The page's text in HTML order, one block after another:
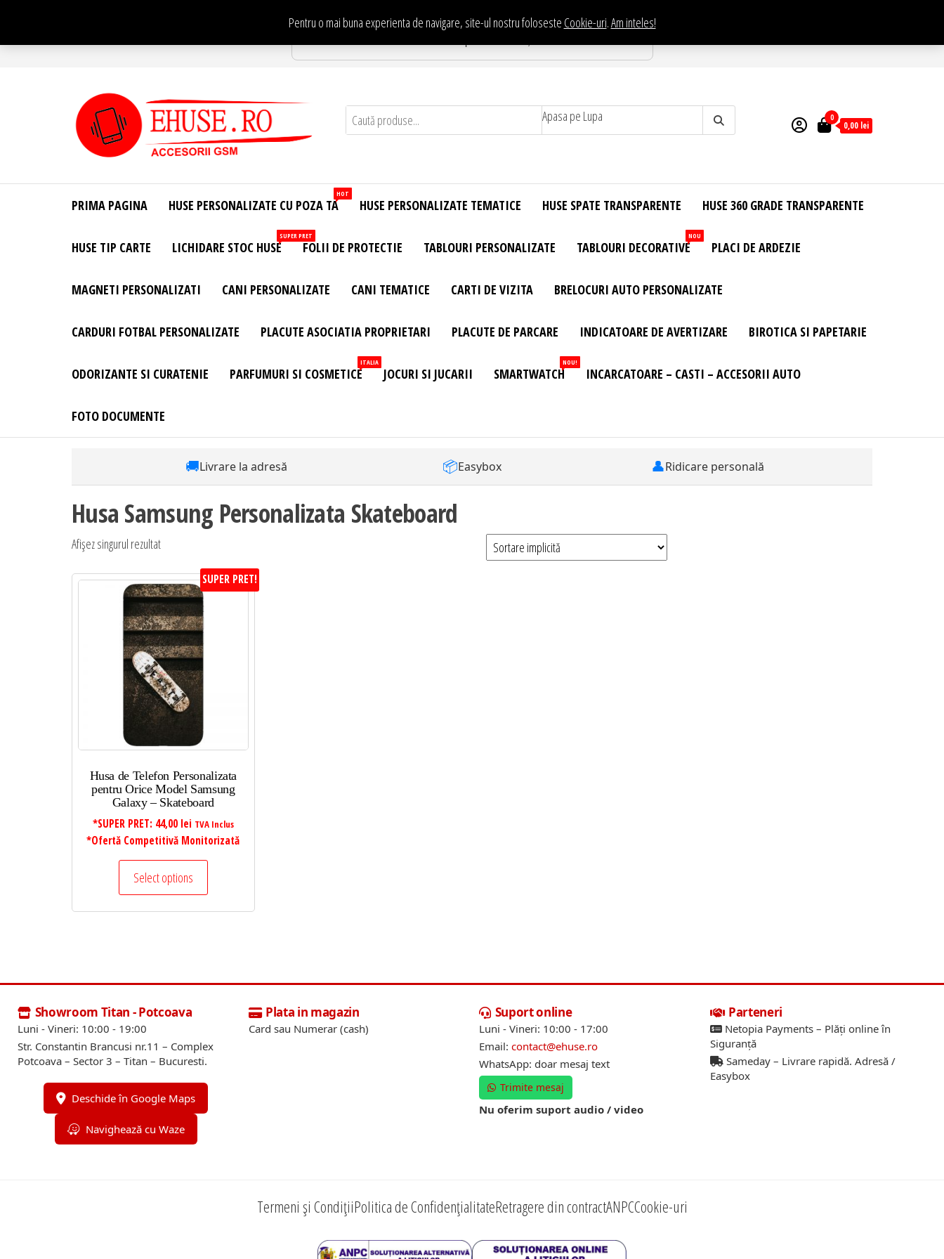
conținut
Pentru o mai buna experienta de navigare, site-ul nostru foloseste Cookie-uri.Am inteles!
Te asteptam in Showroom eHuse.ro
Site Oficial .
Huse
Personalizate
Huse
Personalizate
Telefon –
– Accesorii
Apasa pe Lupa 0
0,00 lei
PRIMA PAGINA HUSE PERSONALIZATE CU POZA TA
HOT
HUSE PERSONALIZATE TEMATICE HUSE SPATE TRANSPARENTE HUSE 360 GRADE TRANSPARENTE
HUSE TIP CARTE LICHIDARE STOC HUSE
SUPER PRET
FOLII DE PROTECTIE TABLOURI PERSONALIZATE TABLOURI DECORATIVE
NOU
PLACI DE ARDEZIE
MAGNETI PERSONALIZATI CANI PERSONALIZATE CANI TEMATICE CARTI DE VIZITA BRELOCURI AUTO PERSONALIZATE
CARDURI FOTBAL PERSONALIZATE PLACUTE ASOCIATIA PROPRIETARI PLACUTE DE PARCARE INDICATOARE DE AVERTIZARE BIROTICA SI PAPETARIE
ODORIZANTE SI CURATENIE PARFUMURI SI COSMETICE
ITALIA
JOCURI SI JUCARII SMARTWATCH
NOU!
INCARCATOARE – CASTI – ACCESORII AUTO
FOTO DOCUMENTE
🚚Livrare la adresă 📦Easybox 👤Ridicare personală
Husa Samsung Personalizata Skateboard
Afișez singurul rezultat
SUPER PRET!
Husa de Telefon Personalizata
pentru Orice Model Samsung
Galaxy – Skateboard
*SUPER PRET: 44,00 lei TVA Inclus
*Ofertă Competitivă Monitorizată
Select options
Showroom Titan - Potcoava
Luni - Vineri: 10:00 - 19:00
Str. Constantin Brancusi nr.11 – Complex
Potcoava – Sector 3 – Titan – Bucuresti.
Deschide în Google Maps
Navighează cu Waze
Plata in magazin
Card sau Numerar (cash)
Suport online
Luni - Vineri: 10:00 - 17:00
Email: contact@ehuse.ro
WhatsApp: doar mesaj text
Trimite mesaj
Nu oferim suport audio / video
Parteneri
Netopia Payments – Plăți online în
Siguranță
Sameday – Livrare rapidă. Adresă /
Easybox
Termeni și CondițiiPolitica de ConfidențialitateRetragere din contractANPCCookie-uri